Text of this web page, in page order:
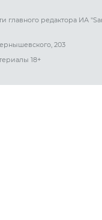
главного редактора ИА
203
18+